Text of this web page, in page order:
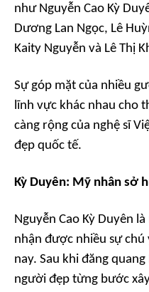
như Nguyễn Cao Kỳ
Dương Lan Ngọc, Lê
Kaity Nguyễn và Lê Thị
Sự góp mặt của nhiều
lĩnh vực khác nhau cho
càng rộng của nghệ sĩ
đẹp quốc tế.
Kỳ Duyên: Mỹ nhân sở
Nguyễn Cao Kỳ Duyên
nhận được nhiều sự chú
nay. Sau khi đăng
người đẹp từng bước